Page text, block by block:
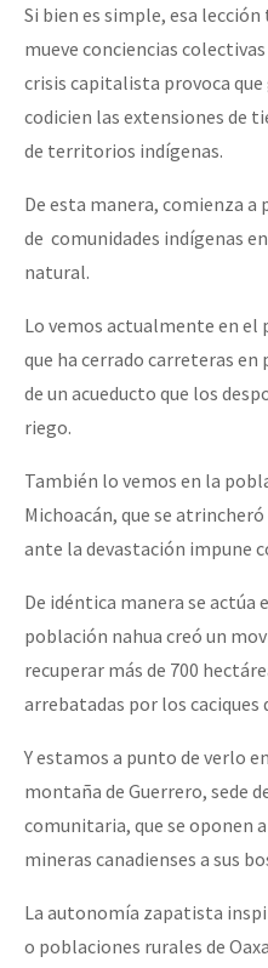
Si bien es simple, esa
mueve conciencias
crisis capitalista provoca
codicien las extensiones de
de territorios indígenas.
De esta manera, comienza
de comunidades indígenas
natural.
Lo vemos actualmente en el
que ha cerrado carreteras
de un acueducto que los
riego.
También lo vemos en la
Michoacán, que se
ante la devastación impune
De idéntica manera se actúa
población nahua creó un
recuperar más de 700
arrebatadas por los caciques
Y estamos a punto de verlo
montaña de Guerrero, sede
comunitaria, que se oponen
mineras canadienses a sus
La autonomía zapatista
o poblaciones rurales de